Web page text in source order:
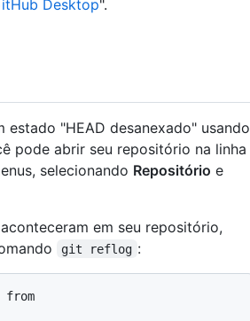
Desktop".
"HEAD desanexado" usando
pode abrir seu repositório na linha
selecionando Repositório e
em seu repositório,
git reflog :
from